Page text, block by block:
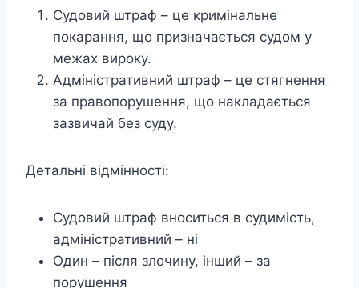
Судовий штраф – це кримінальне
покарання, що призначається судом у
межах вироку.
Адміністративний штраф – це стягнення
за правопорушення, що накладається
зазвичай без суду.
Детальні відмінності:
Судовий штраф вноситься в судимість,
адміністративний – ні
Один – після злочину, інший – за
порушення